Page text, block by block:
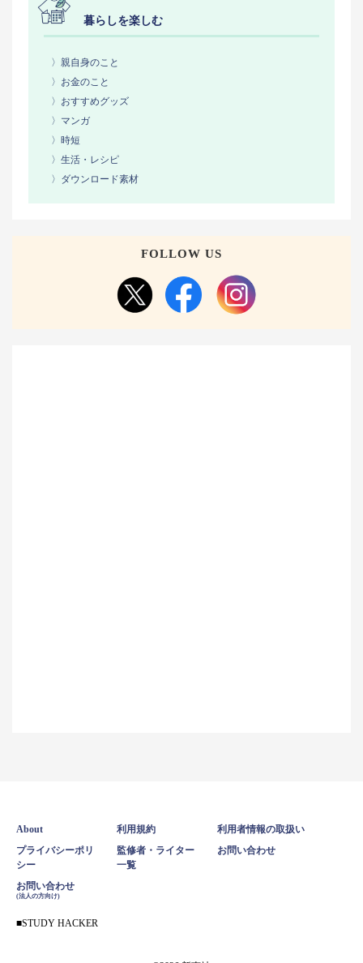
暮らしを楽しむ
〉親自身のこと
〉お金のこと
〉おすすめグッズ
〉マンガ
〉時短
〉生活・レシピ
〉ダウンロード素材
FOLLOW US
About 利用規約 利用者情報の取扱い
プライバシーポリ
シー
監修者・ライター
一覧
お問い合わせ
お問い合わせ
(法人の方向け)
STUDY HACKER